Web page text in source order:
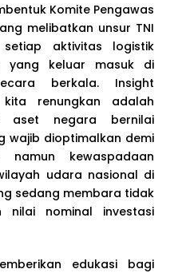
Komite Pengawas
melibatkan unsur TNI
aktivitas logistik
yang keluar masuk di
berkala. Insight
renungkan adalah
aset negara bernilai
wajib dioptimalkan demi
namun kewaspadaan
udara nasional di
sedang membara tidak
nilai nominal investasi
edukasi bagi